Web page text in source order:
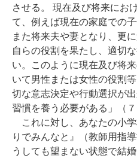
させる。 現在及び将来にお
て、例えば現在の家庭での
また将来夫や妻となり、更
自らの役割を果たし、適切
い。このように現在及び将
いて男性または女性の役割
切な意志決定や行動選択が
習慣を養う必要がある」（７
これに対し、あなたの小
りでみんなと』（教師用指
うしても望まない状態で結